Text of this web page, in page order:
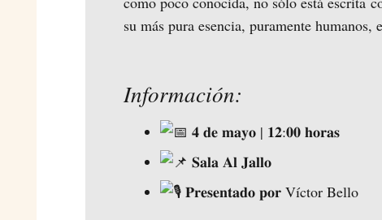
su más pura esencia, puramente
Información:
𝟒 𝐝𝐞 𝐦𝐚𝐲𝐨 | 𝟏𝟐:𝟎𝟎 𝐡𝐨𝐫𝐚𝐬
𝐒𝐚𝐥𝐚 𝐀𝐥 𝐉𝐚𝐥𝐥𝐨
𝐏𝐫𝐞𝐬𝐞𝐧𝐭𝐚𝐝𝐨 𝐩𝐨𝐫 Víctor Bello